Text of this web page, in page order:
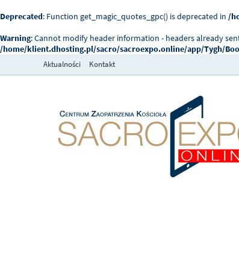
Deprecated: Function get_magic_quotes_gpc() is deprecated in /
Warning: Cannot modify header information - headers already
/home/klient.dhosting.pl/sacro/sacroexpo.online/app/Tygh/
Aktualności Kontakt